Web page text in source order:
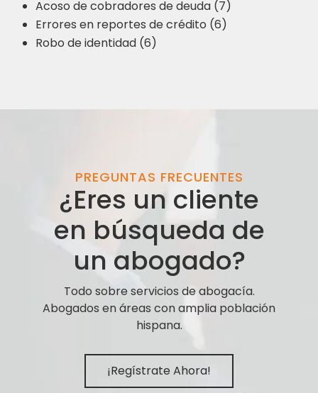
Acoso de cobradores de deuda (7)
Errores en reportes de crédito (6)
Robo de identidad (6)
PREGUNTAS FRECUENTES
¿Eres un cliente
en búsqueda de
un abogado?
Todo sobre servicios de abogacía.
Abogados en áreas con amplia población
hispana.
¡Regístrate Ahora!